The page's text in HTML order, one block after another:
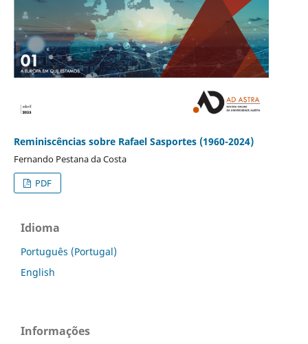
Reminiscências sobre Rafael Sasportes (1960-2024)
Fernando Pestana da Costa
PDF
Idioma
Português (Portugal)
English
Informações